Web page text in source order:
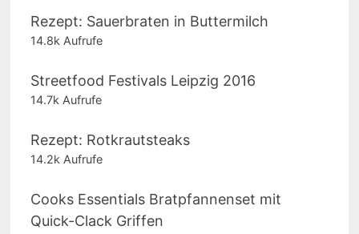
Rezept: Sauerbraten in Buttermilch
14.8k Aufrufe
Streetfood Festivals Leipzig 2016
14.7k Aufrufe
Rezept: Rotkrautsteaks
14.2k Aufrufe
Cooks Essentials Bratpfannenset mit
Quick-Clack Griffen